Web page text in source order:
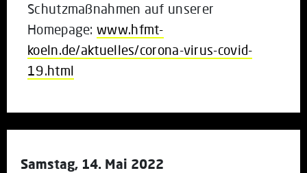
Schutzmaßnahmen auf unserer
Homepage:www.hfmt-
koeln.de/aktuelles/corona-virus-covid-
19.html
Samstag, 14. Mai 2022